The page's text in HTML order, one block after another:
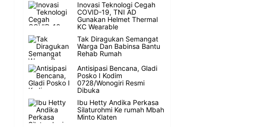
Inovasi Teknologi Cegah
COVID-19, TNI AD
Gunakan Helmet Thermal
KC Wearable
Tak Diragukan Semangat
Warga Dan Babinsa Bantu
Rehab Rumah
Antisipasi Bencana, Gladi
Posko I Kodim
0728/Wonogiri Resmi
Dibuka
Ibu Hetty Andika Perkasa
Silaturohmi Ke rumah Mbah
Minto Klaten